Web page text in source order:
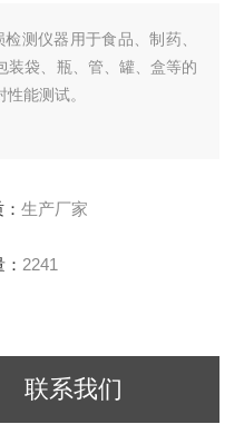
测仪器用于食品、制药、
装袋、瓶、管、罐、盒等的
能测试。
生产厂家
2241
联系我们